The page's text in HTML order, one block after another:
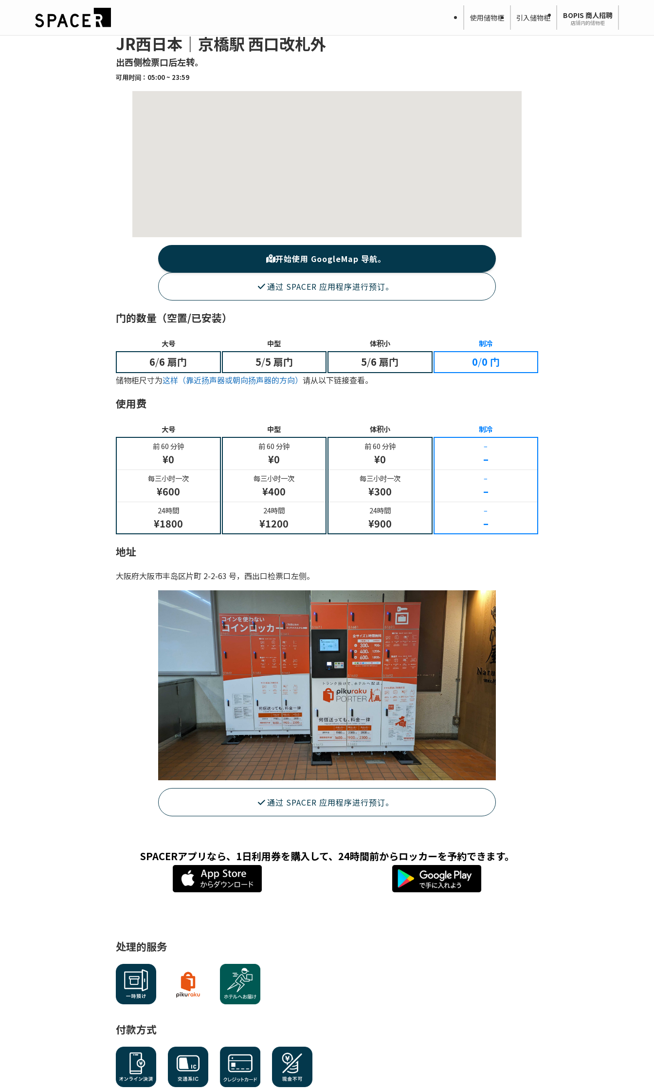
使用储物柜 引入储物柜 BOPIS 商人招聘
店铺内的储物柜
JR西日本｜京橋駅 西口改札外
出西侧检票口后左转。
可用时间：05:00 ~ 23:59
开始使用 GoogleMap 导航。
通过 SPACER 应用程序进行预订。
门的数量（空置/已安装）
大号 中型 体积小 制冷
6/6 扇门 5/5 扇门 5/6 扇门 0/0 门
储物柜尺寸为这样（靠近扬声器或朝向扬声器的方向） 请从以下链接查看。
使用费
大号 中型 体积小
制冷
前 60 分钟
¥0
每三小时一次
¥600
24時間
¥1800
前 60 分钟
¥0
每三小时一次
¥400
24時間
¥1200
前 60 分钟
¥0
每三小时一次
¥300
24時間
¥900
–
–
–
–
–
–
地址
大阪府大阪市丰岛区片町 2-2-63 号，西出口检票口左侧。
通过 SPACER 应用程序进行预订。
SPACERアプリなら、1日利用券を購入して、24時間前からロッカーを予約できます。
处理的服务
付款方式